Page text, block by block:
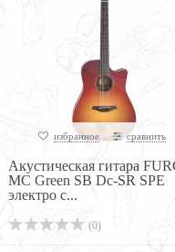
избранное сравнить
Акустическая гитара
MC Green SB Dc-SR SPE
электро с...
(0)